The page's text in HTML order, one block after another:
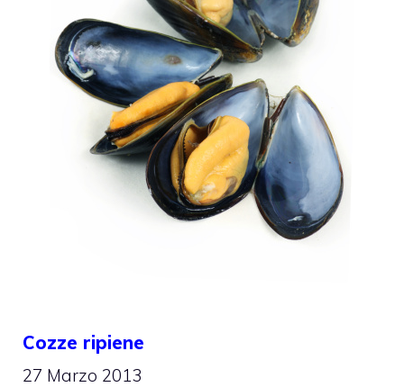
Cozze ripiene
27 Marzo 2013